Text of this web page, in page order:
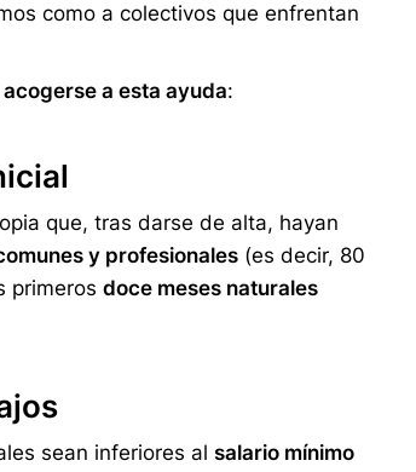
como a colectivos que enfrentan
a esta ayuda:
que, tras darse de alta, hayan
y profesionales (es decir, 80
primeros doce meses naturales
sean inferiores al salario mínimo